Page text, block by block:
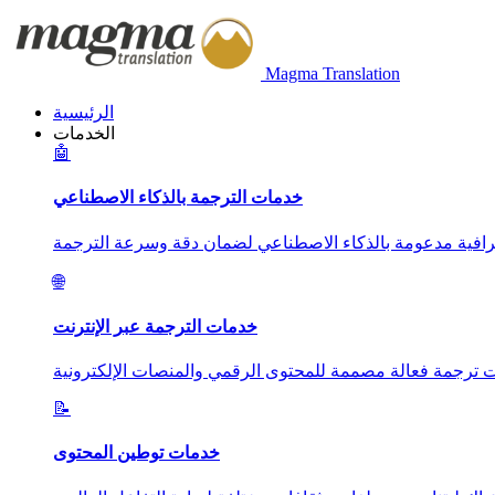
Magma Translation
الرئيسية
الخدمات
🤖
خدمات الترجمة بالذكاء الاصطناعي
🌐
خدمات الترجمة عبر الإنترنت
📝
خدمات توطين المحتوى